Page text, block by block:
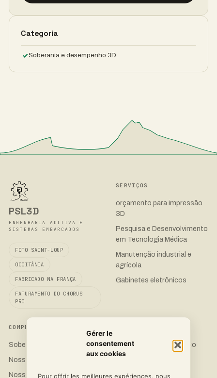
Gérer le
consentement
aux cookies
Pour offrir les meilleures expériences, nous
Categoria
Soberania e desempenho 3D
PSL3D
ENGENHARIA ADITIVA E
SISTEMAS EMBARCADOS
FOTO SAINT-LOUP
OCCITÂNIA
FABRICADO NA FRANÇA
FATURAMENTO DO CHORUS
PRO
SERVIÇOS
orçamento para impressão
3D
Pesquisa e Desenvolvimento
em Tecnologia Médica
Manutenção industrial e
agrícola
Gabinetes eletrônicos
COMPROMISSO
Soberania 3D
Nossas impressoras
Nossos materiais
Solicite um orçamento
Instagram